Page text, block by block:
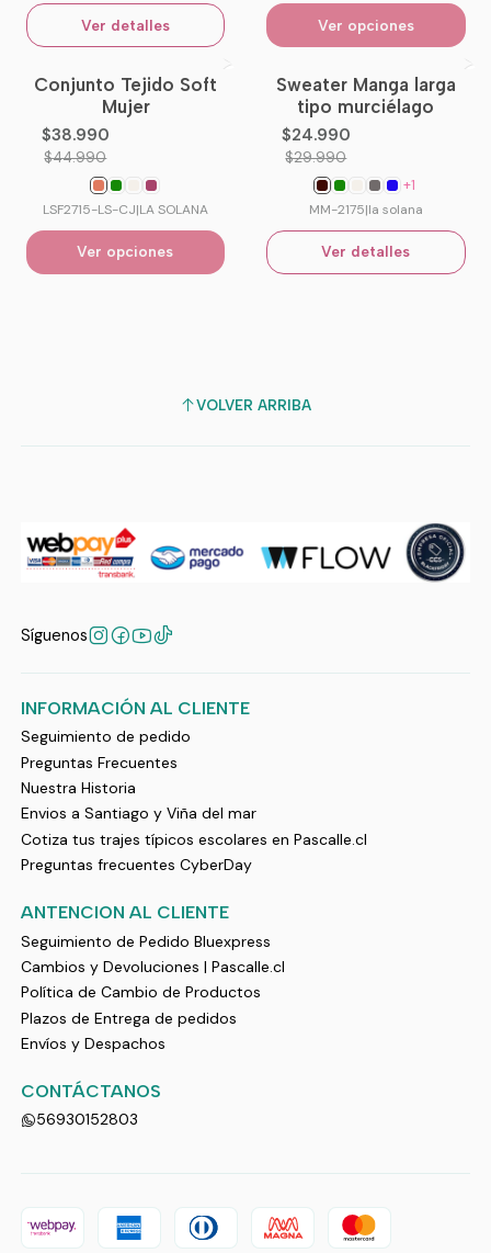
Ver detalles Ver opciones
-13%OFF
Conjunto Tejido Soft
Mujer
$38.990
$44.990
LSF2715-LS-CJ|LA SOLANA
Ver opciones
-17%OFF
No disponible
Sweater Manga larga
tipo murciélago
$24.990
$29.990
+1
MM-2175|la solana
Ver detalles
VOLVER ARRIBA
Síguenos
INFORMACIÓN AL CLIENTE
Seguimiento de pedido
Preguntas Frecuentes
Nuestra Historia
Envios a Santiago y Viña del mar
Cotiza tus trajes típicos escolares en Pascalle.cl
Preguntas frecuentes CyberDay
ANTENCION AL CLIENTE
Seguimiento de Pedido Bluexpress
Cambios y Devoluciones | Pascalle.cl
Política de Cambio de Productos
Plazos de Entrega de pedidos
Envíos y Despachos
CONTÁCTANOS
56930152803